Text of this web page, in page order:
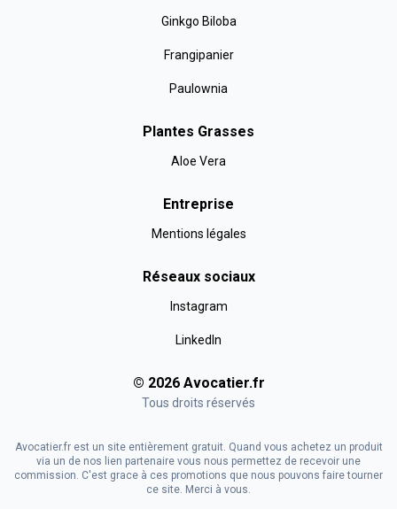
Ginkgo Biloba
Frangipanier
Paulownia
Plantes Grasses
Aloe Vera
Entreprise
Mentions légales
Réseaux sociaux
Instagram
LinkedIn
© 2026 Avocatier.fr
Tous droits réservés
Avocatier.fr est un site entièrement gratuit. Quand vous achetez un produit
via un de nos lien partenaire vous nous permettez de recevoir une
commission. C'est grace à ces promotions que nous pouvons faire tourner
ce site. Merci à vous.